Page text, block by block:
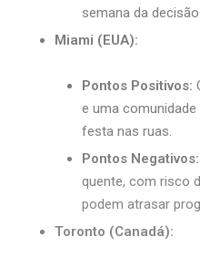
semana da decisão.
Miami (EUA):
Pontos Positivos:
e uma
festa nas ruas.
Pontos Negativos:
quente, com risco
podem atrasar
Toronto (Canadá):